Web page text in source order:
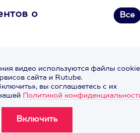
о
Все
видео используются файлы cookie
сайта и Rutube.
вы соглашаетесь с их
Политикой